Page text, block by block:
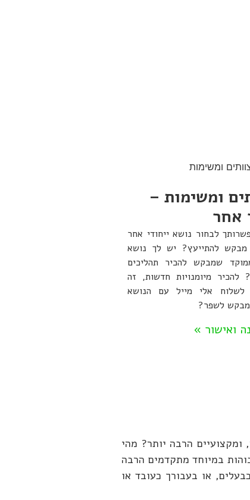
ומשימות
ומשימות –
אחר
לבחור נושא ייחודי אחר
מבקש להתייעץ? יש לך נושא
שמבקש להכיר תהליכים
להכיר מיומנויות חדשות, זה
לשלוח אלי מייל עם הנושא
מבקש לשפר?
ואישור »
יותר, ומקצועיים הרבה יותר? מהי
במיוחד מתקדמים הרבה
או בעבורך כעובד או